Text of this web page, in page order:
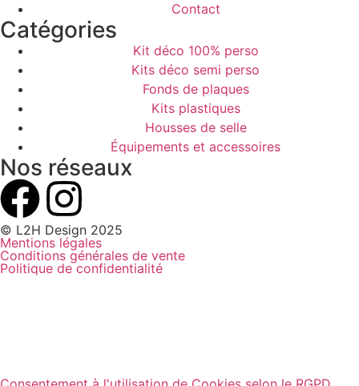
Contact
Catégories
Kit déco 100% perso
Kits déco semi perso
Fonds de plaques
Kits plastiques
Housses de selle
Équipements et accessoires
Nos réseaux
© L2H Design 2025
Mentions légales
Conditions générales de vente
Politique de confidentialité